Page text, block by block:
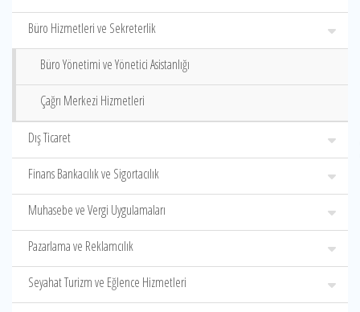
Büro Hizmetleri ve Sekreterlik
Büro Yönetimi ve Yönetici Asistanlığı
Çağrı Merkezi Hizmetleri
Dış Ticaret
Finans Bankacılık ve Sigortacılık
Muhasebe ve Vergi Uygulamaları
Pazarlama ve Reklamcılık
Seyahat Turizm ve Eğlence Hizmetleri